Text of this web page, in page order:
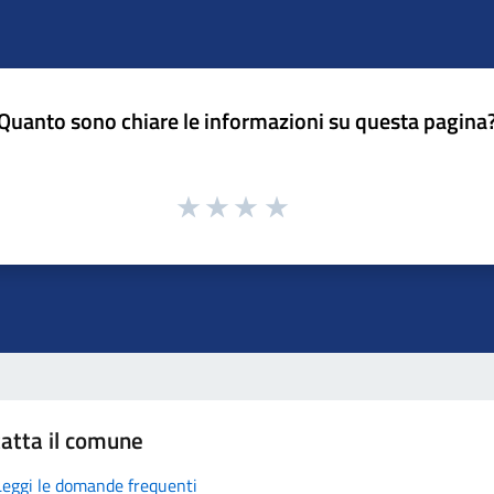
sono chiare le informazioni su questa
il comune
le domande frequenti